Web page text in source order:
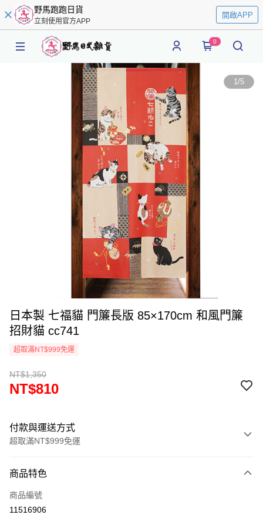
野馬跑跑日貨
立刻使用官方APP
開啟APP
0
1/5
日本製 七福貓 門簾長版 85×170cm 和風門簾
招財貓 cc741
超取滿NT$999免運
NT$1,350
NT$810
付款與運送方式
超取滿NT$999免運
信用卡一次付款
信用卡分期付款
商品特色
商品編號
11516906